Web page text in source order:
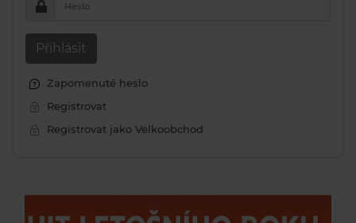
Heslo
Přihlásit
Zapomenuté heslo
Registrovat
Registrovat jako Velkoobchod